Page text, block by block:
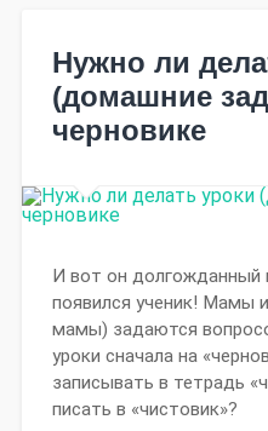
Нужно ли
(домашние
черновике
И вот он долгожданный
появился ученик! Мамы
мамы) задаются
уроки сначала на
записывать в тетрадь
писать в «чистовик»?